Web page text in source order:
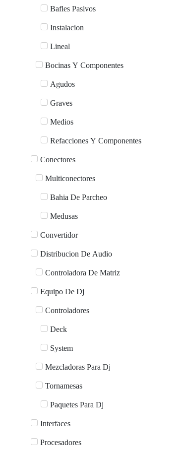
Bafles Pasivos
Instalacion
Lineal
Bocinas Y Componentes
Agudos
Graves
Medios
Refacciones Y Componentes
Conectores
Multiconectores
Bahia De Parcheo
Medusas
Convertidor
Distribucion De Audio
Controladora De Matriz
Equipo De Dj
Controladores
Deck
System
Mezcladoras Para Dj
Tornamesas
Paquetes Para Dj
Interfaces
Procesadores